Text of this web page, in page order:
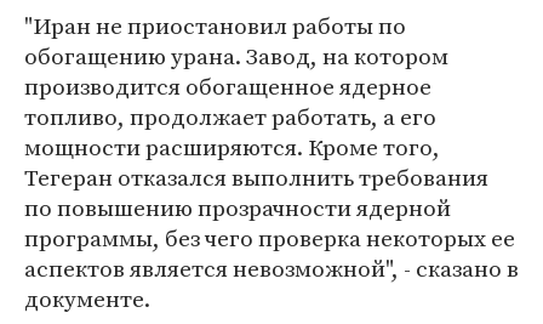
"Иран не приостановил работы по
обогащению урана. Завод, на котором
производится обогащенное ядерное
топливо, продолжает работать, а его
мощности расширяются. Кроме того,
Тегеран отказался выполнить требования
по повышению прозрачности ядерной
программы, без чего проверка некоторых ее
аспектов является невозможной", - сказано в
документе.